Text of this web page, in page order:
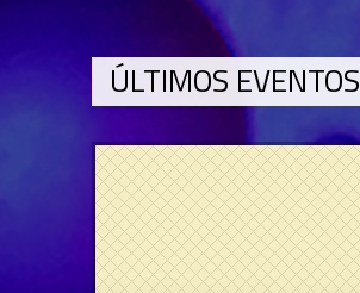
ÚLTIMOS EVENTOS